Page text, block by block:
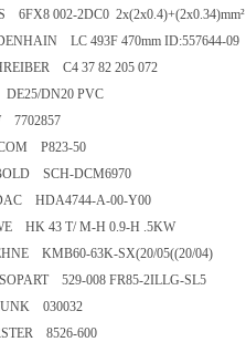
6FX8 002-2DC0 2x(2x0.4)+(2x0.34)mm²
LC 493F 470mm ID:557644-09
C4 37 82 205 072
DN20 PVC
7702857
P823-50
SCH-DCM6970
HDA4744-A-00-Y00
HK 43 T/ M-H 0.9-H .5KW
KMB60-63K-SX(20/05((20/04)
529-008 FR85-2ILLG-SL5
030032
8526-600